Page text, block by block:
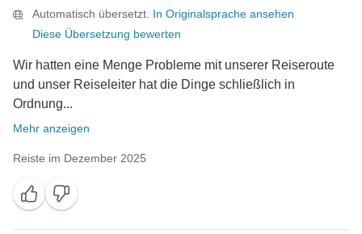
Automatisch übersetzt. In Originalsprache ansehen
Diese Übersetzung bewerten
Wir hatten eine Menge Probleme mit unserer Reiseroute
und unser Reiseleiter hat die Dinge schließlich in
Ordnung...
Mehr anzeigen
Reiste im Dezember 2025